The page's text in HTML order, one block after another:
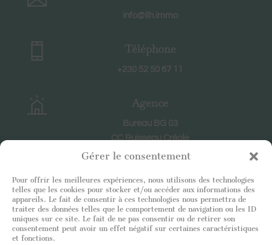
Gérer le consentement
Pour offrir les meilleures expériences, nous utilisons des technologies
telles que les cookies pour stocker et/ou accéder aux informations des
appareils. Le fait de consentir à ces technologies nous permettra de
traiter des données telles que le comportement de navigation ou les ID
uniques sur ce site. Le fait de ne pas consentir ou de retirer son
consentement peut avoir un effet négatif sur certaines caractéristiques
et fonctions.
info@llh.immo
Téléphone
+230 52 50 67 11
Agence
Bureau BG 03
CC Ruisseau Créole
RIVIERE NOIRE
Horaires
En semaine : 8h30-18h30
Le samedi : 9h-12h